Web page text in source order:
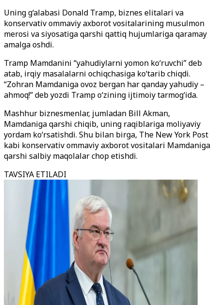
Uning g‘alabasi Donald Tramp, biznes elitalari va
konservativ ommaviy axborot vositalarining musulmon
merosi va siyosatiga qarshi qattiq hujumlariga qaramay
amalga oshdi.
Tramp Mamdanini “yahudiylarni yomon ko‘ruvchi” deb
atab, irqiy masalalarni ochiqchasiga ko‘tarib chiqdi.
“Zohran Mamdaniga ovoz bergan har qanday yahudiy –
ahmoq!” deb yozdi Tramp o‘zining ijtimoiy tarmog‘ida.
Mashhur biznesmenlar, jumladan Bill Akman,
Mamdaniga qarshi chiqib, uning raqiblariga moliyaviy
yordam ko‘rsatishdi. Shu bilan birga, The New York Post
kabi konservativ ommaviy axborot vositalari Mamdaniga
qarshi salbiy maqolalar chop etishdi.
TAVSIYA ETILADI